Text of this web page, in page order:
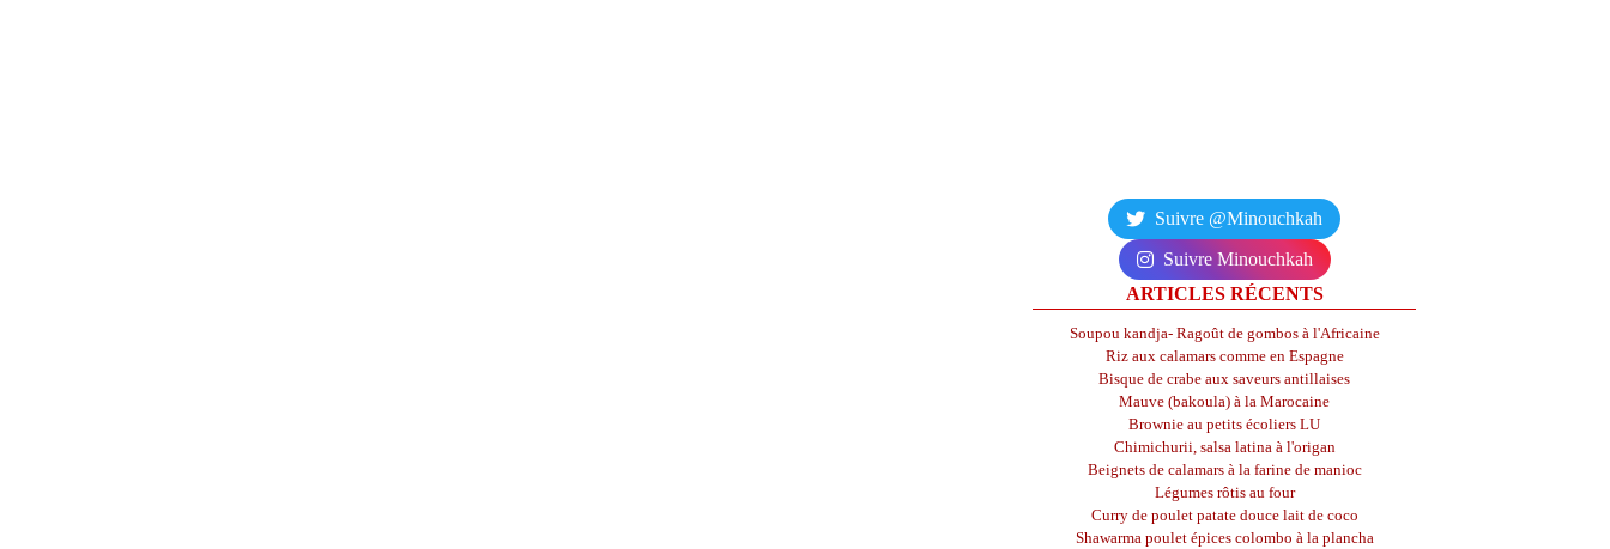
Suivre @Minouchkah
Suivre Minouchkah
ARTICLES RÉCENTS
Soupou kandja- Ragoût de gombos à l'Africaine
Riz aux calamars comme en Espagne
Bisque de crabe aux saveurs antillaises
Mauve (bakoula) à la Marocaine
Brownie au petits écoliers LU
Chimichurii, salsa latina à l'origan
Beignets de calamars à la farine de manioc
Légumes rôtis au four
Curry de poulet patate douce lait de coco
Shawarma poulet épices colombo à la plancha